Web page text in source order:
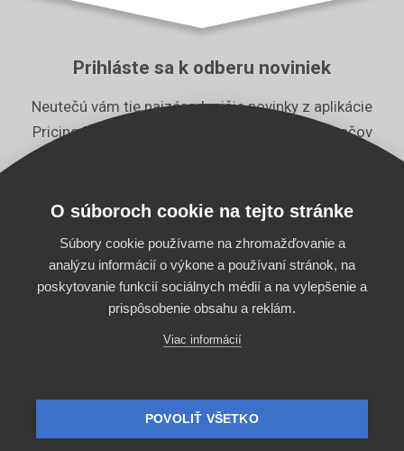
Prihláste sa k odberu noviniek
Neutečú vám tie najzásadnejšie novinky z aplikácie
Pricing Fox a tipy na články z odboru vyhľadávačov
Odoberať
Prevádzkovateľom stránok pricing-fox.sk je Bidding Fox
technologies, s.r.o., IČ 04677200.
O súboroch cookie na tejto stránke
Súbory cookie používame na zhromažďovanie a
analýzu informácií o výkone a používaní stránok, na
poskytovanie funkcií sociálnych médií a na vylepšenie a
prispôsobenie obsahu a reklám.
Viac informácií
POVOLIŤ VŠETKO